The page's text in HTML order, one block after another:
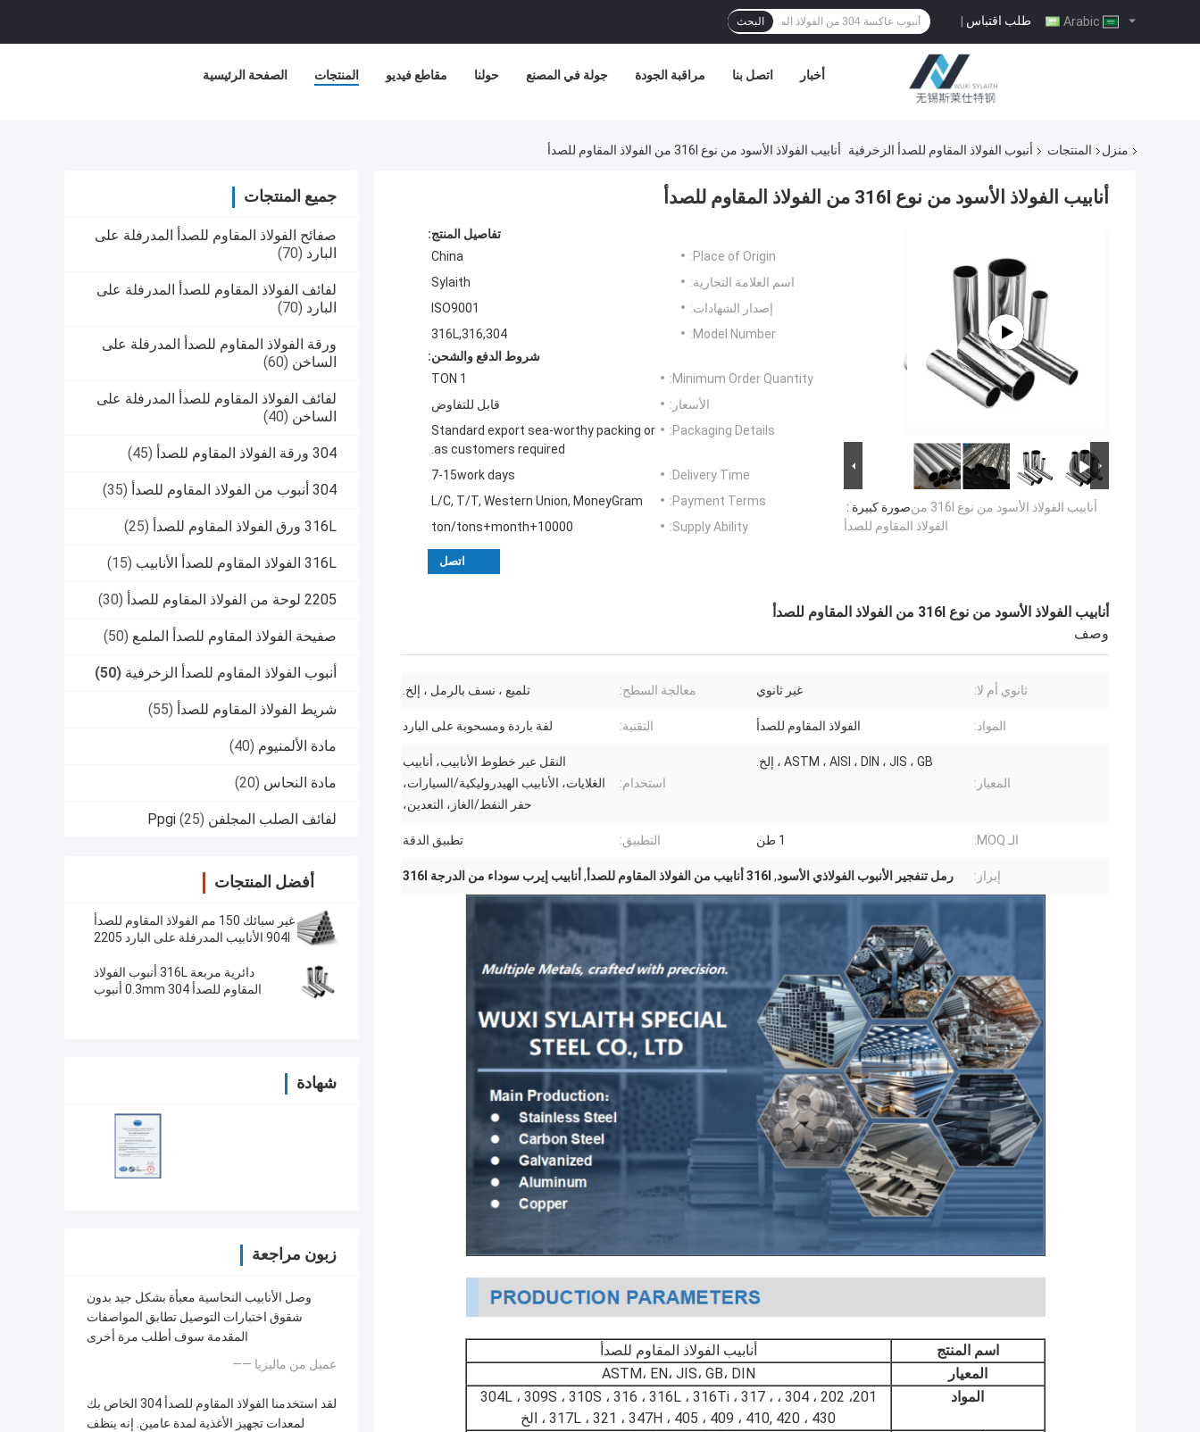
طلب اقتباس | البحث
الصفحة الرئيسية المنتجات مقاطع فيديو حولنا جولة في المصنع مراقبة الجودة اتصل بنا أخبار
منزل المنتجات أنبوب الفولاذ المقاوم للصدأ الزخرفية أنابيب الفولاذ الأسود من نوع 316l من الفولاذ المقاوم للصدأ
جميع المنتجات
صفائح الفولاذ المقاوم للصدأ المدرفلة على
البارد (70)
لفائف الفولاذ المقاوم للصدأ المدرفلة على
البارد (70)
ورقة الفولاذ المقاوم للصدأ المدرفلة على
الساخن (60)
لفائف الفولاذ المقاوم للصدأ المدرفلة على
الساخن (40)
304 ورقة الفولاذ المقاوم للصدأ (45)
304 أنبوب من الفولاذ المقاوم للصدأ (35)
316L ورق الفولاذ المقاوم للصدأ (25)
316L الفولاذ المقاوم للصدأ الأنابيب (15)
2205 لوحة من الفولاذ المقاوم للصدأ (30)
صفيحة الفولاذ المقاوم للصدأ الملمع (50)
أنبوب الفولاذ المقاوم للصدأ الزخرفية (50)
شريط الفولاذ المقاوم للصدأ (55)
مادة الألمنيوم (40)
مادة النحاس (20)
لفائف الصلب المجلفن Ppgi (25)
أفضل المنتجات
غير سبائك 150 مم الفولاذ المقاوم للصدأ
904l الأنابيب المدرفلة على البارد 2205
دائرية مربعة 316L أنبوب الفولاذ
المقاوم للصدأ 0.3mm 304 أنبوب
شهادة
زبون مراجعة
وصل الأنابيب النحاسية معبأة بشكل جيد بدون
شقوق اختبارات التوصيل تطابق المواصفات
المقدمة سوف أطلب مرة أخرى
—— عميل من ماليزيا
لقد استخدمنا الفولاذ المقاوم للصدأ 304 الخاص بك
لمعدات تجهيز الأغذية لمدة عامين. إنه ينظف
أنابيب الفولاذ الأسود من نوع 316l من الفولاذ المقاوم للصدأ
صورة كبيرة :أنابيب الفولاذ الأسود من نوع 316l من
الفولاذ المقاوم للصدأ
تفاصيل المنتج:
Place of Origin:
China
اسم العلامة التجارية:
Sylaith
إصدار الشهادات:
ISO9001
Model Number:
316L,316,304
شروط الدفع والشحن:
Minimum Order Quantity:
1 TON
الأسعار:
قابل للتفاوض
Packaging Details:
Standard export sea-worthy packing or
as customers required.
Delivery Time:
7-15work days
Payment Terms:
L/C, T/T, Western Union, MoneyGram
Supply Ability:
10000+ton/tons+month
اتصل
أنابيب الفولاذ الأسود من نوع 316l من الفولاذ المقاوم للصدأ
وصف
ثانوي أم لا: غير ثانوي معالجة السطح: تلميع ، نسف بالرمل ، إلخ.
المواد: الفولاذ المقاوم للصدأ التقنية: لفة باردة ومسحوبة على البارد
المعيار:
ASTM ، AISI ، DIN ، JIS ، GB ، إلخ.
استخدام:
النقل عبر خطوط الأنابيب، أنابيب
الغلايات، الأنابيب الهيدروليكية/السيارات،
حفر النفط/الغاز، التعدين،
الـ MOQ: 1 طن التطبيق: تطبيق الدقة
إبراز: رمل تنفجير الأنبوب الفولاذي الأسود, 316l أنابيب من الفولاذ المقاوم للصدأ , أنابيب إيرب سوداء من الدرجة 316l
اسم المنتج
أنابيب الفولاذ المقاوم للصدأ
المعيار
ASTM، EN، JIS، GB، DIN
المواد
201، 202 ، 304 ، 304L ، 309S ، 310S ، 316 ، 316L ، 316Ti ، 317 ،
317L ، 321 ، 347H ، 405 ، 409 ، 410, 420 ، 430 ، الخ